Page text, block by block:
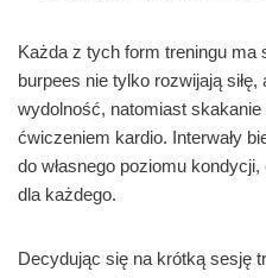
Każda z tych form treningu ma
burpees nie tylko rozwijają
wydolność, natomiast
ćwiczeniem kardio. Interwały
do własnego poziomu
dla każdego.
Decydując się na krótką sesję